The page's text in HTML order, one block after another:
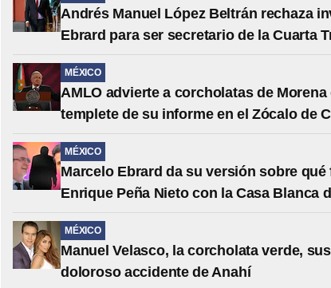
Andrés Manuel López Beltrán rechaza
Ebrard para ser secretario de la Cuarta
MÉXICO
AMLO advierte a corcholatas de
templete de su informe en el Zócalo de
MÉXICO
Marcelo Ebrard da su versión sobre
Enrique Peña Nieto con la Casa Blanca
MÉXICO
Manuel Velasco, la corcholata verde,
doloroso accidente de Anahí